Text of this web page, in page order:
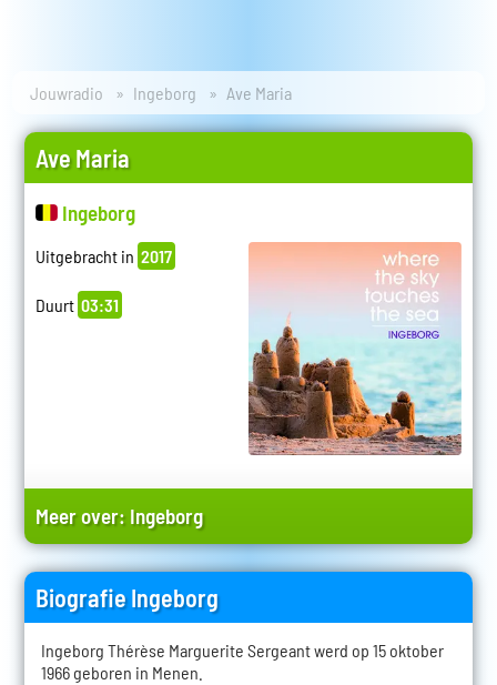
Jouwradio Ingeborg Ave Maria
Ave Maria
Ingeborg
Uitgebracht in 2017
Duurt 03:31
Meer over: Ingeborg
Biografie Ingeborg
Ingeborg Thérèse Marguerite Sergeant werd op 15 oktober
1966 geboren in Menen.